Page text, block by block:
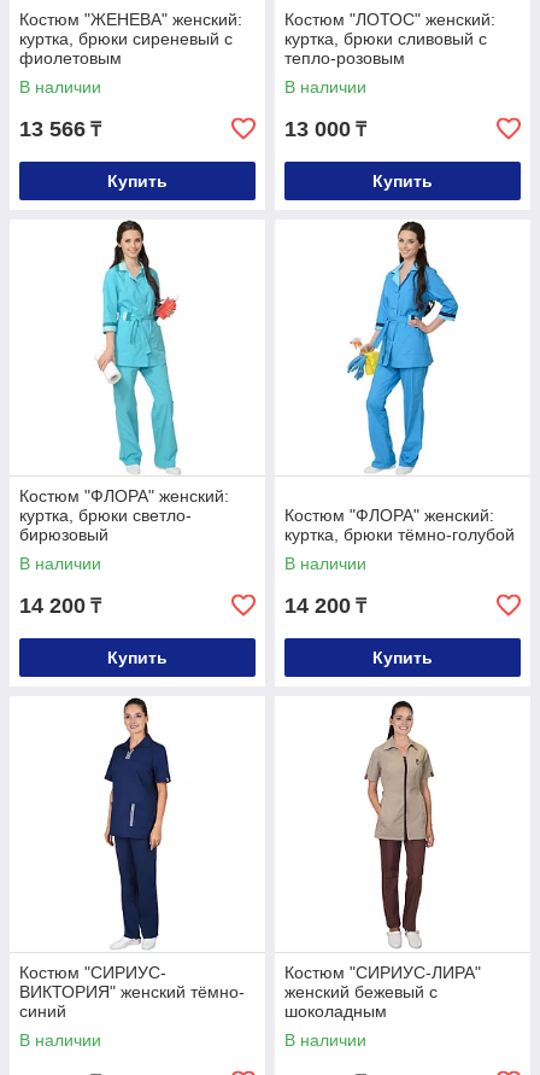
Костюм "ЖЕНЕВА" женский:
куртка, брюки сиреневый с
фиолетовым
В наличии
13 566 ₸
Купить
Костюм "ЛОТОС" женский:
куртка, брюки сливовый с
тепло-розовым
В наличии
13 000 ₸
Купить
Костюм "ФЛОРА" женский:
куртка, брюки светло-
бирюзовый
В наличии
14 200 ₸
Купить
Костюм "ФЛОРА" женский:
куртка, брюки тёмно-голубой
В наличии
14 200 ₸
Купить
Костюм "СИРИУС-
ВИКТОРИЯ" женский тёмно-
синий
В наличии
Костюм "СИРИУС-ЛИРА"
женский бежевый с
шоколадным
В наличии